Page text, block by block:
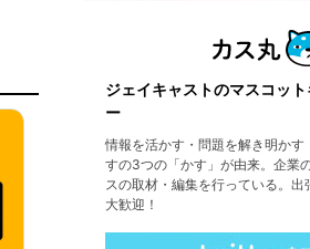
ジェイキャストのマスコット
ー
情報を活かす・問題を解き明かす
すの3つの「かす」が由来。企業
スの取材・編集を行っている。出
大歓迎！